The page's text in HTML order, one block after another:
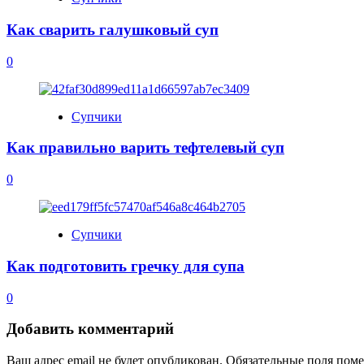
Как сварить галушковый суп
0
Супчики
Как правильно варить тефтелевый суп
0
Супчики
Как подготовить гречку для супа
0
Добавить комментарий
Ваш адрес email не будет опубликован. Обязательные поля